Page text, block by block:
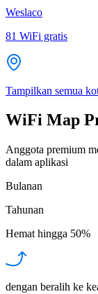
Weslaco
81 WiFi gratis
Tampilkan semua
WiFi Map
Anggota premium
dalam aplikasi
Bulanan
Tahunan
Hemat hingga 50%
dengan beralih ke